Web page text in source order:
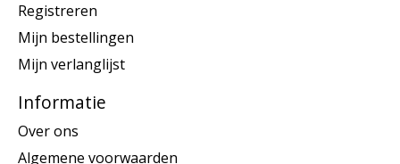
Registreren
Mijn bestellingen
Mijn verlanglijst
Informatie
Over ons
Algemene voorwaarden